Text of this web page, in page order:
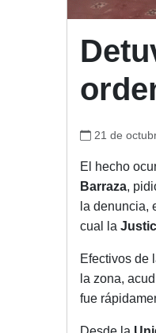
21 de
El hecho
Barraza,
la denuncia,
cual la
Efectivos de
la zona,
fue